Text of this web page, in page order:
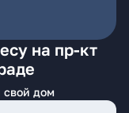
на пр-кт
свой дом